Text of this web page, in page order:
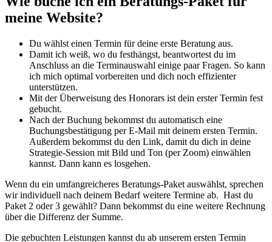
meine Website?
Du wählst einen Termin für deine erste Beratung aus.
Damit ich weiß, wo du festhängst, beantwortest du im
Anschluss an die Terminauswahl einige paar Fragen. So kann
ich mich optimal vorbereiten und dich noch effizienter
unterstützen.
Mit der Überweisung des Honorars ist dein erster Termin fest
gebucht.
Nach der Buchung bekommst du automatisch eine
Buchungsbestätigung per E-Mail mit deinem ersten Termin.
Außerdem bekommst du den Link, damit du dich in deine
Strategie-Session mit Bild und Ton (per Zoom) einwählen
kannst. Dann kann es losgehen.
Wenn du ein umfangreicheres Beratungs-Paket auswählst, sprechen
wir individuell nach deinem Bedarf weitere Termine ab. Hast du
Paket 2 oder 3 gewählt? Dann bekommst du eine weitere Rechnung
über die Differenz der Summe.
Die gebuchten Leistungen kannst du ab unserem ersten Termin